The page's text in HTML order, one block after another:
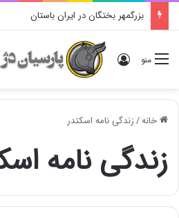
بزرگمهر بختگان در ایران باستان
منو ورود
خانه/زندگی نامه اسکتدر
زندگی نامه